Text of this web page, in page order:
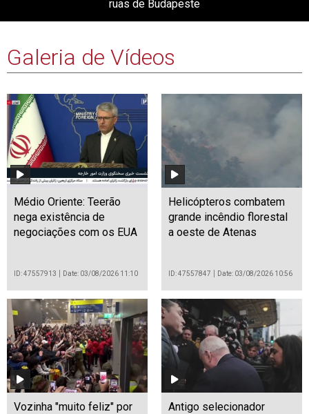
ruas de Budapeste
Galeria de Vídeos
Médio Oriente: Teerão
nega existência de
negociações com os EUA
ID: 47557913 Date: 03/08/2026 11:10
Helicópteros combatem
grande incêndio florestal
a oeste de Atenas
ID: 47557847 Date: 03/08/2026 10:56
Vozinha "muito feliz" por
Antigo selecionador